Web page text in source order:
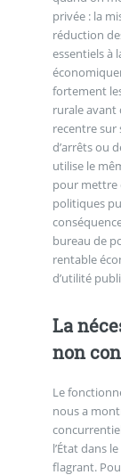
privée : la
réduction
essentiels à
fortement
rurale avant
recentre sur
d’arrêts ou
utilise le
pour mettre
politiques
bureau de
rentable
d’utilité
La
non
Le
nous a
concurrentiel. La nécessaire et massive
l’État dans
flagrant.